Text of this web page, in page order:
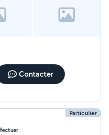
Contacter
Particulier